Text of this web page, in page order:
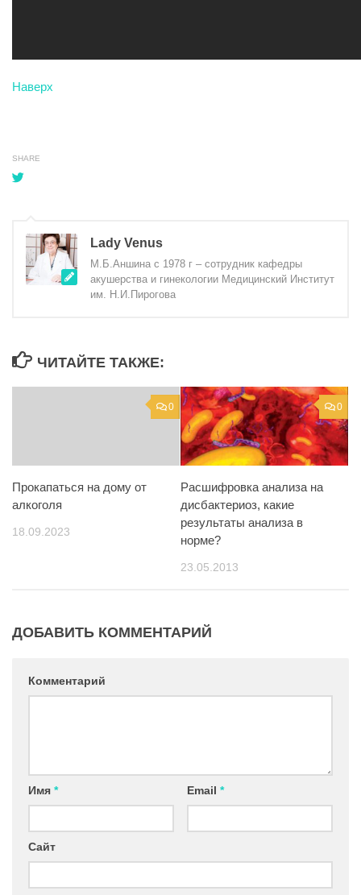
Наверх
SHARE
Lady Venus
М.Б.Аншина с 1978 г – сотрудник кафедры
акушерства и гинекологии Медицинский Институт
им. Н.И.Пирогова
ЧИТАЙТЕ ТАКЖЕ:
0
Прокапаться на дому от
алкоголя
18.09.2023
0
Расшифровка анализа на
дисбактериоз, какие
результаты анализа в
норме?
23.05.2013
ДОБАВИТЬ КОММЕНТАРИЙ
Комментарий
Имя * Email *
Сайт